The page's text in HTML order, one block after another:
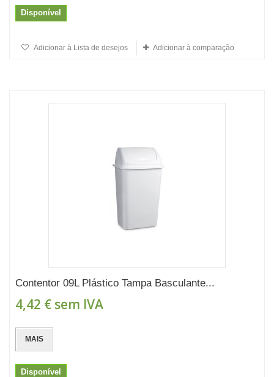
Disponível
Adicionar à Lista de desejos Adicionar à comparação
Contentor 09L Plástico Tampa Basculante...
4,42 € sem IVA
MAIS
Disponível